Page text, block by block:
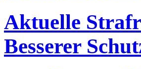
Aktuelle
Besserer